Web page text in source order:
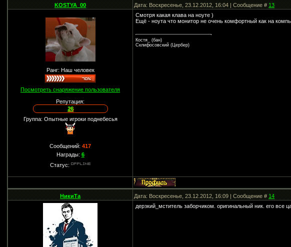
KOSTYA_00 Дата: Воскресенье, 23.12.2012, 16:04 | Сообщение #13
Ранг: Наш человек
Посмотреть снаряжение пользователя
Репутация:
26
Группа: Опытные игроки поднебесья
Сообщений:417
Награды: 6
Статус:
Смотря какая клава на ноуте )
Ещё - ноута что монитор не очень комфортный как на
Костя_ (бан)
Склифосовский (Цербер)
НикиТа Дата: Воскресенье, 23.12.2012, 16:09 | Сообщение #14
дерзкий_мститель заборчиком. оригинальный ник. его все